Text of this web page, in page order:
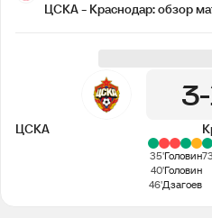
ЦСКА - Краснодар: обзор
3
ЦСКА
35'Головин
40'Головин
46'Дзагоев